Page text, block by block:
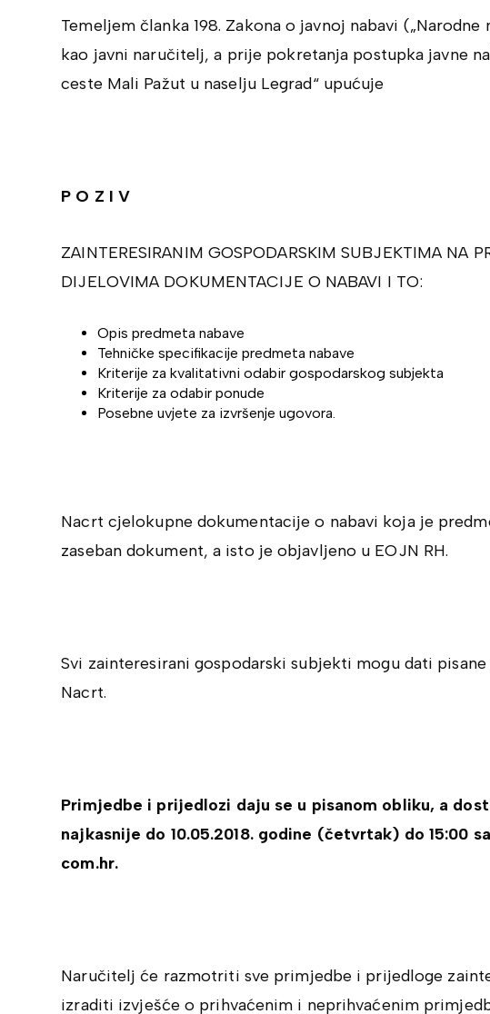
Temeljem članka 198. Zakona o javnoj nabavi
kao javni naručitelj, a prije pokretanja postupka javne
ceste Mali Pažut u naselju Legrad“ upućuje
P O Z I V
ZAINTERESIRANIM GOSPODARSKIM SUBJEKTIMA NA
DIJELOVIMA DOKUMENTACIJE O NABAVI I TO:
Opis predmeta nabave
Tehničke specifikacije predmeta nabave
Kriterije za kvalitativni odabir gospodarskog subjekta
Kriterije za odabir ponude
Posebne uvjete za izvršenje ugovora.
Nacrt cjelokupne dokumentacije o nabavi koja je
zaseban dokument, a isto je objavljeno u EOJN RH.
Svi zainteresirani gospodarski subjekti mogu dati
Nacrt.
Primjedbe i prijedlozi daju se u pisanom obliku, a
najkasnije do 10.05.2018. godine (četvrtak) do 15:00
com.hr.
Naručitelj će razmotriti sve primjedbe i prijedloge
izraditi izvješće o prihvaćenim i neprihvaćenim